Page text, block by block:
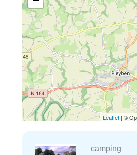
Leaflet | ©
camping